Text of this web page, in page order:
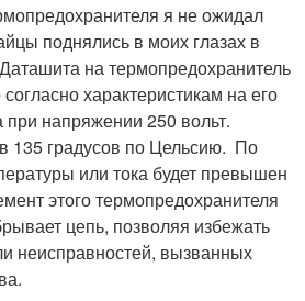
я не ожидал
поднялись в моих глазах в
на термопредохранитель
характеристикам на его
при напряжении 250 вольт.
135 градусов по Цельсию. По
или тока будет превышен
этого термопредохранителя
цепь, позволяя избежать
неисправностей, вызванных